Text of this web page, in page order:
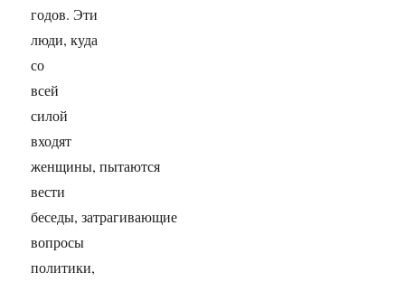
годов. Эти
люди, куда
со
всей
силой
входят
женщины, пытаются
вести
беседы, затрагивающие
вопросы
политики,